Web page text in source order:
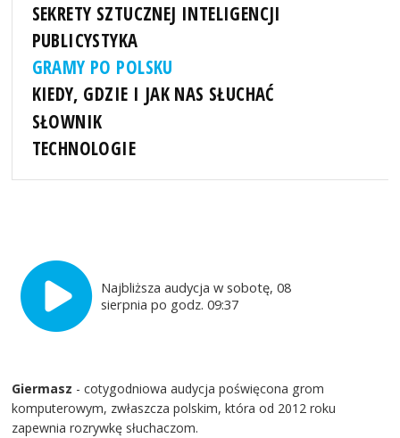
SEKRETY SZTUCZNEJ INTELIGENCJI
PUBLICYSTYKA
GRAMY PO POLSKU
KIEDY, GDZIE I JAK NAS SŁUCHAĆ
SŁOWNIK
TECHNOLOGIE
Najbliższa audycja w sobotę, 08
sierpnia po godz. 09:37
Giermasz - cotygodniowa audycja poświęcona grom
komputerowym, zwłaszcza polskim, która od 2012 roku
zapewnia rozrywkę słuchaczom.